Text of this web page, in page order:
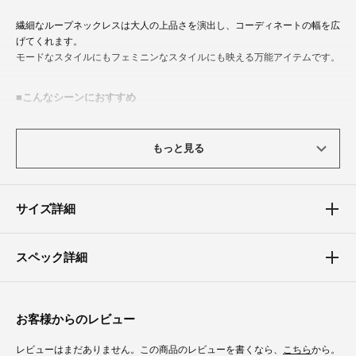
繊細なループネックレスは大人の上品さを演出し、コーディネートの幅を広
げてくれます。
モードなスタイルにもフェミニンなスタイルにも映える万能アイテムです。
こんなシーンにおすすめ
もっと見る
サイズ詳細
スペック詳細
お客様からのレビュー
レビューはまだありません。この商品のレビューを書くなら、 こちらから。